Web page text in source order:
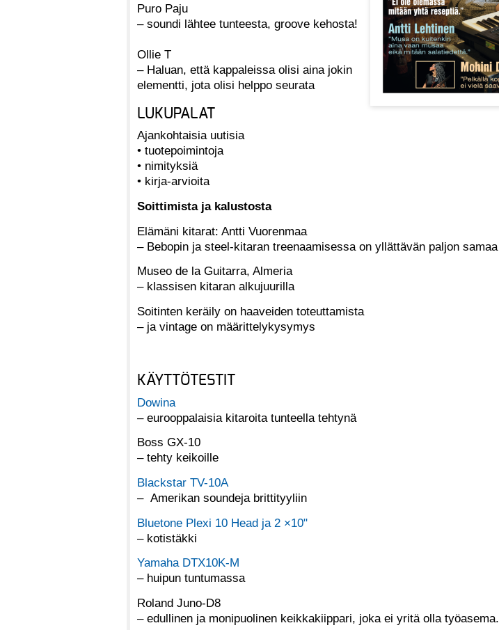
Puro Paju
– soundi lähtee tunteesta, groove kehosta!
Ollie T
– Haluan, että kappaleissa olisi aina jokin
elementti, jota olisi helppo seurata
LUKUPALAT
Ajankohtaisia uutisia
• tuotepoimintoja
• nimityksiä
• kirja-arvioita
Soittimista ja kalustosta
Elämäni kitarat: Antti Vuorenmaa
– Bebopin ja steel-kitaran treenaamisessa on yllättävän paljon samaa
Museo de la Guitarra, Almeria
– klassisen kitaran alkujuurilla
Soitinten keräily on haaveiden toteuttamista
– ja vintage on määrittelykysymys
KÄYTTÖTESTIT
Dowina
– eurooppalaisia kitaroita tunteella tehtynä
Boss GX-10
– tehty keikoille
Blackstar TV-10A
– Amerikan soundeja brittityyliin
Bluetone Plexi 10 Head ja 2 ×10"
– kotistäkki
Yamaha DTX10K-M
– huipun tuntumassa
Roland Juno-D8
– edullinen ja monipuolinen keikkakiippari, joka ei yritä olla työasema.